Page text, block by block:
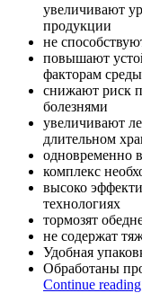
увеличивают
продукции
не
повышают
факторам среды
снижают риск
болезнями
увеличивают
длительном
одновременно
комплекс
высоко
технологиях
тормозят
не содержат
Удобная
Обработаны
Continue reading